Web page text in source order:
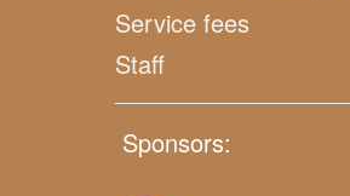
Service fees
Staff
Sponsors: